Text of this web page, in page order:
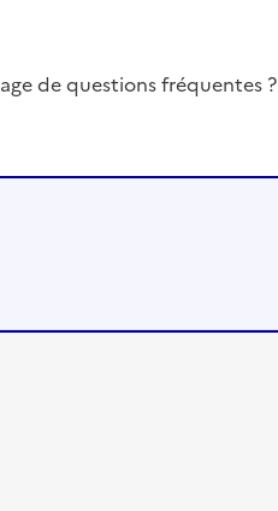
de questions fréquentes ?